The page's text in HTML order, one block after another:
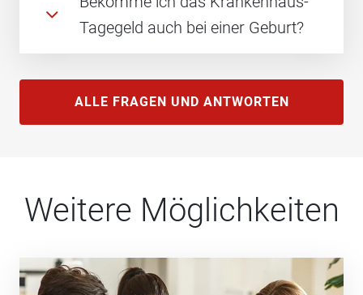
Tagegeld auch bei einer Geburt?
ALLE FRAGEN UND ANTWORTEN
Weitere Möglichkeiten